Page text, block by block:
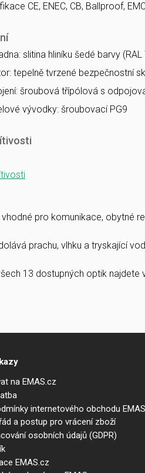
CE, ENEC, CB, Ballproof,
slitina hliníku šedé barvy (RAL
tepelně tvrzené bezpečnostní
šroubová třípólová s
vývodky: šroubovací PG9
vhodné pro komunikace, obytné
prachu, vlhku a tryskající
13 dostupných optik najdete
na EMAS.cz
internetového obchodu
a postup pro vrácení zboží
osobních údajů (GDPR)
EMAS.cz